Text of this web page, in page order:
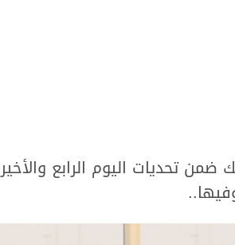
القبائل، وذلك ضمن تحديات اليوم الرابع والأخير